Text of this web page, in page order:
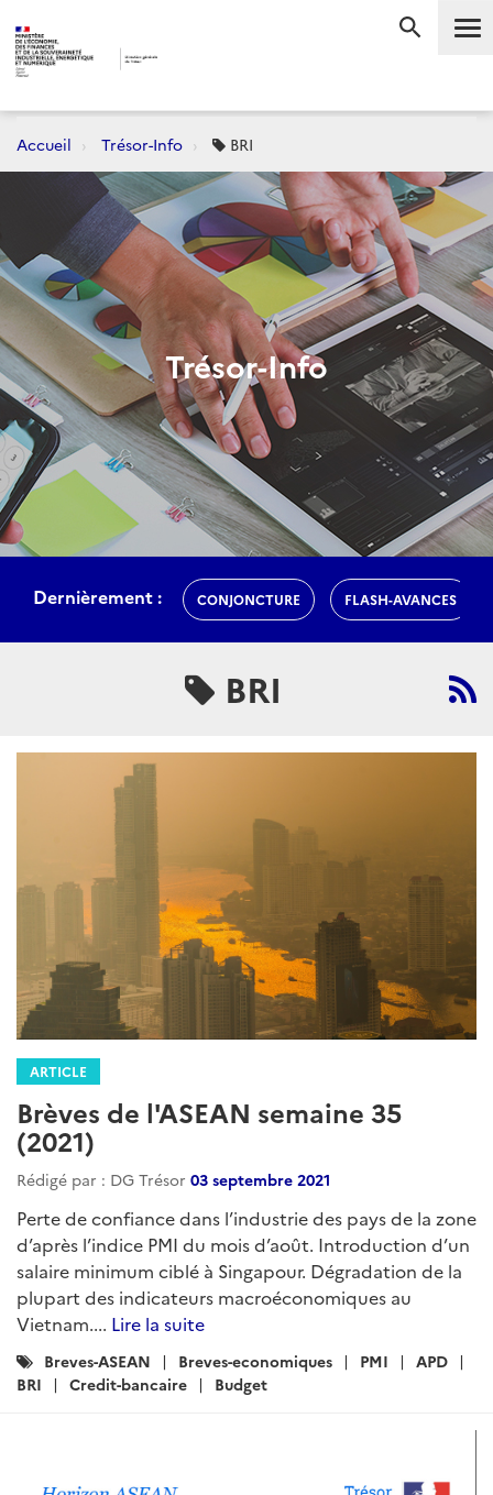
Accueil Trésor-Info BRI
Trésor-Info
Dernièrement : CONJONCTURE FLASH-AVANCES
BRI
ARTICLE
Brèves de l'ASEAN semaine 35
(2021)
Rédigé par : DG Trésor 03 septembre 2021
Perte de confiance dans l’industrie des pays de la zone
d’après l’indice PMI du mois d’août. Introduction d’un
salaire minimum ciblé à Singapour. Dégradation de la
plupart des indicateurs macroéconomiques au
Vietnam.... Lire la suite
Catégories
:
Breves-ASEAN Breves-economiques PMI
APD
BRI
Credit-bancaire Budget